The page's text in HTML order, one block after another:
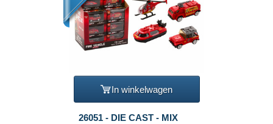
In winkelwagen
26051 - DIE CAST - MIX